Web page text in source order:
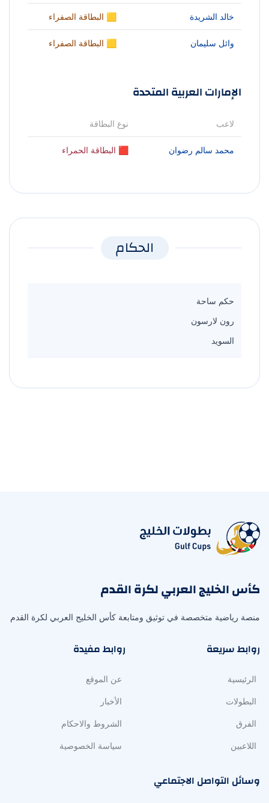
خالد الشريدة 🟨 البطاقة الصفراء
وائل سليمان 🟨 البطاقة الصفراء
الإمارات العربية المتحدة
لاعب نوع البطاقة
محمد سالم رضوان 🟥 البطاقة الحمراء
الحكام
حكم ساحة
رون لارسون
السويد
كأس الخليج العربي لكرة القدم
منصة رياضية متخصصة في توثيق ومتابعة كأس الخليج العربي لكرة القدم
روابط سريعة
الرئيسية
البطولات
الفرق
اللاعبين
روابط مفيدة
عن الموقع
الأخبار
الشروط والاحكام
سياسة الخصوصية
وسائل التواصل الاجتماعي